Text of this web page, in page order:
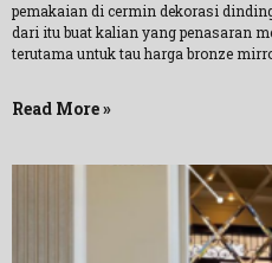
pemakaian di cermin dekorasi
dari itu buat kalian yang penasaran
terutama untuk tau harga bronze
Read More »